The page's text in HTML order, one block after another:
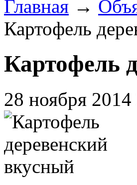
Главная →
Картофель
Картофель
28 ноября 2014